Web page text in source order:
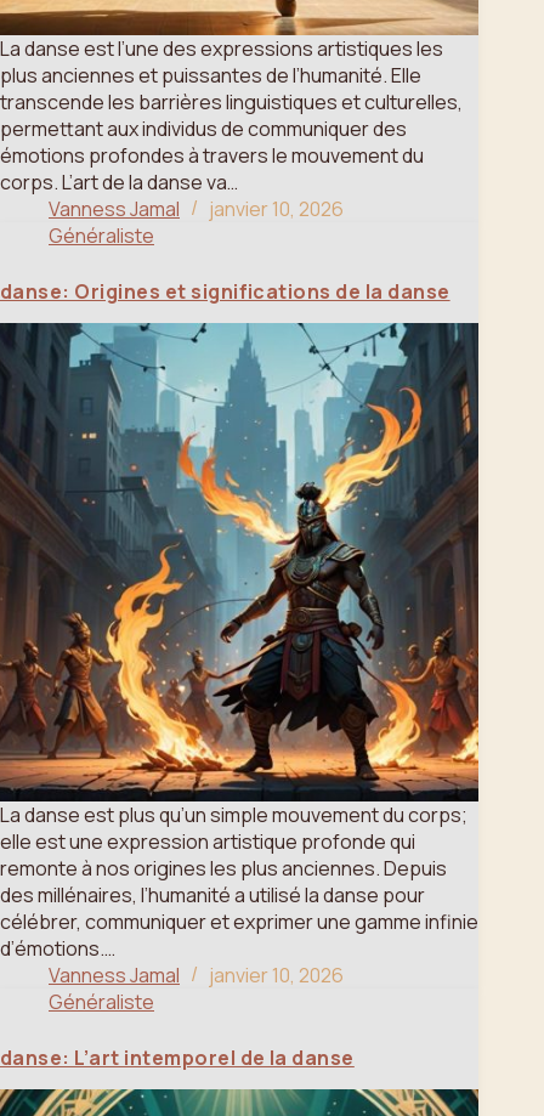
La danse est l’une des expressions artistiques les
plus anciennes et puissantes de l’humanité. Elle
transcende les barrières linguistiques et culturelles,
permettant aux individus de communiquer des
émotions profondes à travers le mouvement du
corps. L’art de la danse va…
Vanness Jamal
janvier 10, 2026
Généraliste
danse: Origines et significations de la danse
La danse est plus qu’un simple mouvement du corps;
elle est une expression artistique profonde qui
remonte à nos origines les plus anciennes. Depuis
des millénaires, l’humanité a utilisé la danse pour
célébrer, communiquer et exprimer une gamme infinie
d’émotions.…
Vanness Jamal
janvier 10, 2026
Généraliste
danse: L’art intemporel de la danse